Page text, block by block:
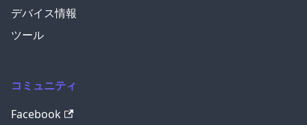
デバイス情報
ツール
コミュニティ
Facebook